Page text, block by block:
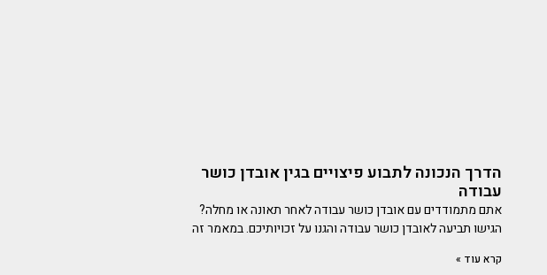
הדרך הנכונה לתבוע פיצויים בגין אובדן כושר
עבודה
אתם מתמודדים עם אובדן כושר עבודה לאחר תאונה או מחלה?
הגישו תביעה לאובדן כושר עבודה והגנו על זכויותיכם. במאמר זה
קרא עוד »